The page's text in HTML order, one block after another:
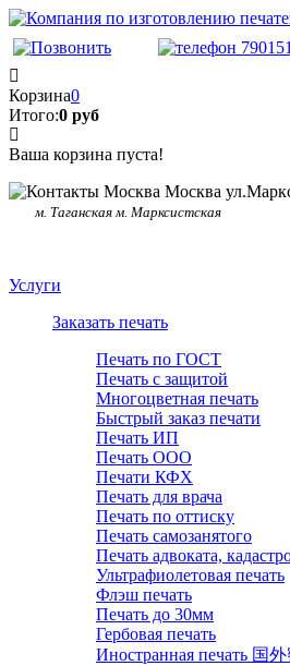
Корзина0
Итого:0 руб
Ваша корзина пуста!
Москва
м. Таганская м. Марксистская
Услуги
Заказать печать
Печать по ГОСТ
Печать с защитой
Многоцветная печать
Быстрый заказ печати
Печать ИП
Печать ООО
Печати КФХ
Печать для врача
Печать по оттиску
Печать самозанятого
Печать адвоката,
Ультрафиолетовая печать
Флэш печать
Печать до 30мм
Гербовая печать
Иностранная печать 国